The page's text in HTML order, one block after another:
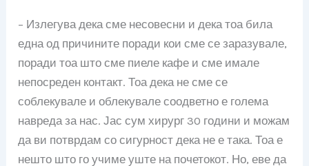
– Излегува дека сме несовесни и дека тоа била
една од причините поради кои сме се заразувале,
поради тоа што сме пиеле кафе и сме имале
непосреден контакт. Тоа дека не сме се
соблекувале и облекувале соодветно е голема
навреда за нас. Јас сум хирург 30 години и можам
да ви потврдам со сигурност дека не е така. Тоа е
нешто што го учиме уште на почетокот. Но, еве да